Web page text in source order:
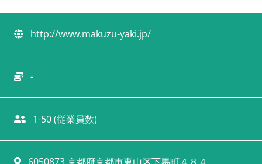
http://www.makuzu-yaki.jp/
-
1-50 (従業員数)